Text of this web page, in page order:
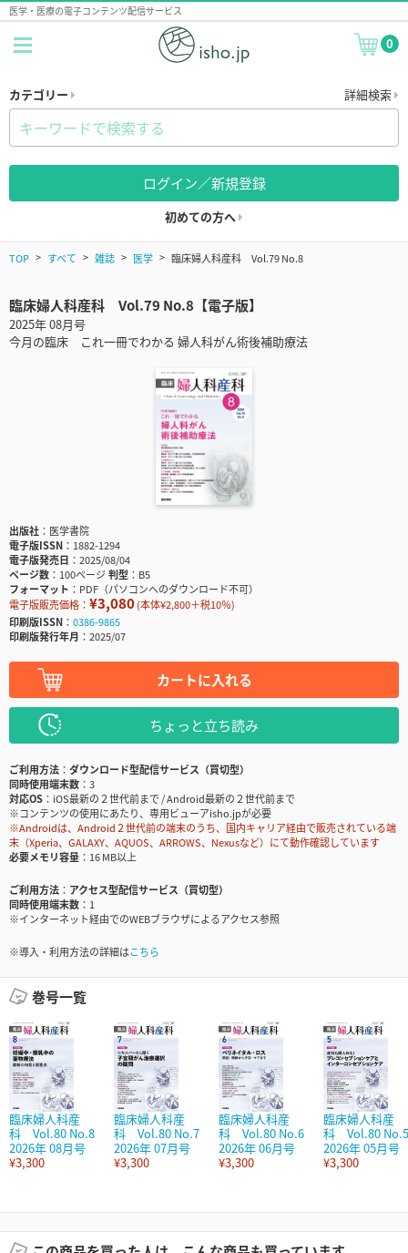
医学・医療の電子コンテンツ配信サービス
0
カテゴリー 詳細検索
ログイン／新規登録
初めての方へ
TOP すべて 雑誌 医学 臨床婦人科産科 Vol.79 No.8
臨床婦人科産科 Vol.79 No.8【電子版】
2025年 08月号
今月の臨床 これ一冊でわかる 婦人科がん術後補助療法
出版社
医学書院
電子版ISSN
1882-1294
電子版発売日
2025/08/04
ページ数
100ページ判型
B5
フォーマット
PDF（パソコンへのダウンロード不可）
電子版販売価格： ¥3,080(本体¥2,800＋税10％)
印刷版ISSN
0386-9865
印刷版発行年月
2025/07
カートに入れる
ちょっと立ち読み
ご利用方法
ダウンロード型配信サービス（買切型）
同時使用端末数
3
対応OS
iOS最新の２世代前まで / Android最新の２世代前まで
※コンテンツの使用にあたり、専用ビューアisho.jpが必要
※Androidは、Android２世代前の端末のうち、国内キャリア経由で販売されている端
末（Xperia、GALAXY、AQUOS、ARROWS、Nexusなど）にて動作確認しています
必要メモリ容量
16 MB以上
ご利用方法
アクセス型配信サービス（買切型）
同時使用端末数
1
※インターネット経由でのWEBブラウザによるアクセス参照
※導入・利用方法の詳細はこちら
巻号一覧
臨床婦人科産
科 Vol.80 No.8
2026年 08月号
¥3,300
臨床婦人科産
科 Vol.80 No.7
2026年 07月号
¥3,300
臨床婦人科産
科 Vol.80 No.6
2026年 06月号
¥3,300
臨床婦人科産
科 Vol.80 No.5
2026年 05月号
¥3,300